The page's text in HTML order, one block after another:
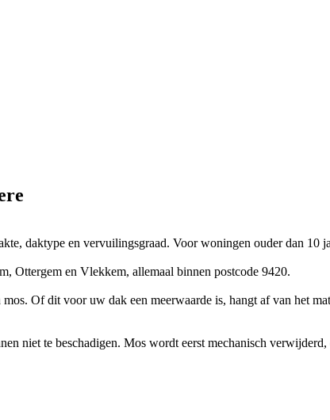
daktype en vervuilingsgraad. Voor woningen ouder dan 10
Ottergem en Vlekkem, allemaal binnen postcode 9420.
Of dit voor uw dak een meerwaarde is, hangt af van het
niet te beschadigen. Mos wordt eerst mechanisch